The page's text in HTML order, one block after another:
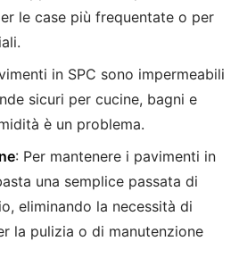
le case più frequentate o per
in SPC sono impermeabili
sicuri per cucine, bagni e
è un problema.
: Per mantenere i pavimenti in
una semplice passata di
eliminando la necessità di
la pulizia o di manutenzione